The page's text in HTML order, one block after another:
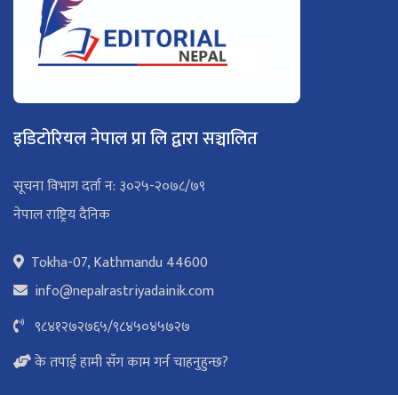
इडिटोरियल नेपाल प्रा लि द्वारा सञ्चालित
सूचना विभाग दर्ता न: ३०२५-२०७८/७९
नेपाल राष्ट्रिय दैनिक
Tokha-07, Kathmandu 44600
info@nepalrastriyadainik.com
९८४१२७२७६५/९८४५०४५७२७
के तपाई हामी सँग काम गर्न चाहनुहुन्छ?